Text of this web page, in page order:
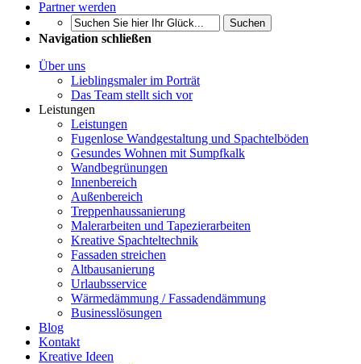
Partner werden
Suchen
Navigation schließen
Über uns
Lieblingsmaler im Porträt
Das Team stellt sich vor
Leistungen
Leistungen
Fugenlose Wandgestaltung und Spachtelböden
Gesundes Wohnen mit Sumpfkalk
Wandbegrünungen
Innenbereich
Außenbereich
Treppenhaussanierung
Malerarbeiten und Tapezierarbeiten
Kreative Spachteltechnik
Fassaden streichen
Altbausanierung
Urlaubsservice
Wärmedämmung / Fassadendämmung
Businesslösungen
Blog
Kontakt
Kreative Ideen